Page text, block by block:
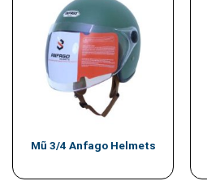
Mũ 3/4 Anfago Helmets